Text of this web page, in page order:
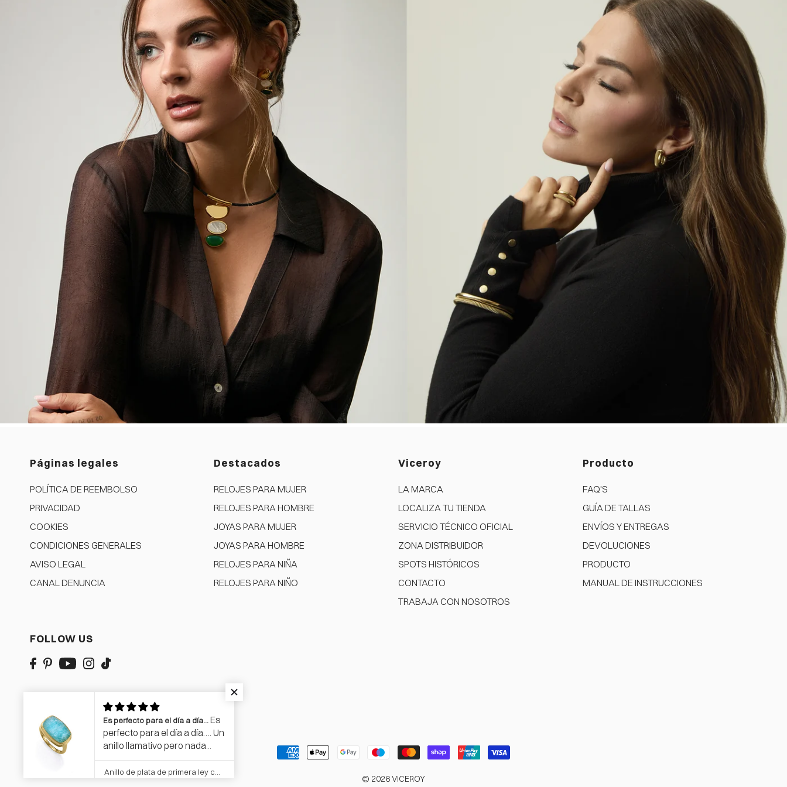
Páginas legales
POLÍTICA DE REEMBOLSO
PRIVACIDAD
COOKIES
CONDICIONES GENERALES
AVISO LEGAL
CANAL DENUNCIA
Destacados
RELOJES PARA MUJER
RELOJES PARA HOMBRE
JOYAS PARA MUJER
JOYAS PARA HOMBRE
RELOJES PARA NIÑA
RELOJES PARA NIÑO
Viceroy
LA MARCA
LOCALIZA TU TIENDA
SERVICIO TÉCNICO OFICIAL
ZONA DISTRIBUIDOR
SPOTS HISTÓRICOS
CONTACTO
TRABAJA CON NOSOTROS
Producto
FAQ'S
GUÍA DE TALLAS
ENVÍOS Y ENTREGAS
DEVOLUCIONES
PRODUCTO
MANUAL DE INSTRUCCIONES
FOLLOW US
© 2026 VICEROY
Es perfecto para el día a día… Es
perfecto para el día a día…. Un
anillo llamativo pero nada
estrafalario….Cada vez que
me lo pongo llama la atención,